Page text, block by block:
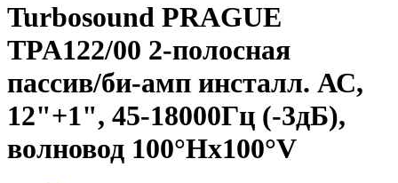
Turbosound PRAGUE
TPA122/00 2-полосная
пассив/би-амп инсталл. АС,
12"+1", 45-18000Гц (-3дБ),
волновод 100°Hx100°V